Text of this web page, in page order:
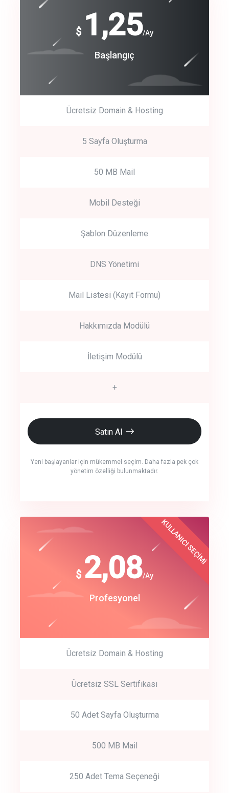
$ 1,25/Ay
Başlangıç
Ücretsiz Domain & Hosting
5 Sayfa Oluşturma
50 MB Mail
Mobil Desteği
Şablon Düzenleme
DNS Yönetimi
Mail Listesi (Kayıt Formu)
Hakkımızda Modülü
İletişim Modülü
+
Satın Al
Yeni başlayanlar için mükemmel seçim. Daha fazla pek çok
yönetim özelliği bulunmaktadır.
Free
Basic
crm auto cync
track energy costs
Get Started
Start by trying our service for 30 days free trial no credit card
$ 2,08/Ay
Profesyonel
KULLANICI SEÇİMİ
Ücretsiz Domain & Hosting
Ücretsiz SSL Sertifikası
50 Adet Sayfa Oluşturma
500 MB Mail
250 Adet Tema Seçeneği
$
180
Start Up
Best Choice